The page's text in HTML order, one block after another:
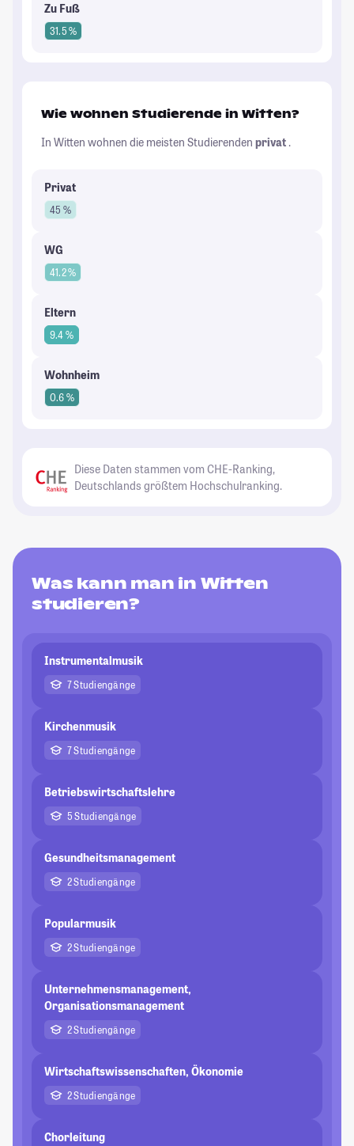
Zu Fuß
31.5 %
Wie wohnen Studierende in Witten?
In Witten wohnen die meisten Studierenden privat .
Privat
45 %
WG
41.2 %
Eltern
9.4 %
Wohnheim
0.6 %
Diese Daten stammen vom CHE-Ranking,
Deutschlands größtem Hochschulranking.
Was kann man in Witten
studieren?
Instrumentalmusik
7 Studiengänge
Kirchenmusik
7 Studiengänge
Betriebswirtschaftslehre
5 Studiengänge
Gesundheitsmanagement
2 Studiengänge
Popularmusik
2 Studiengänge
Unternehmensmanagement,
Organisationsmanagement
2 Studiengänge
Wirtschaftswissenschaften, Ökonomie
2 Studiengänge
Chorleitung